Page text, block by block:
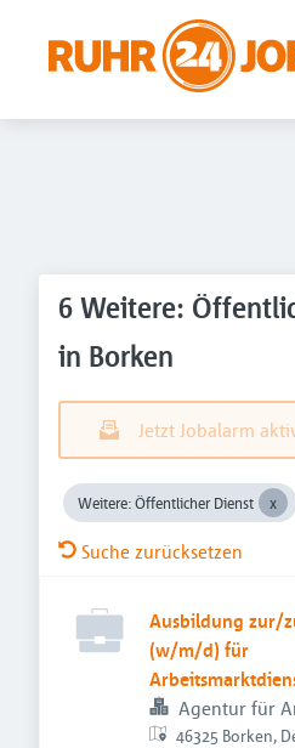
6 Weitere:
in Borken
Jetzt Jobalarm
Weitere: Öffentlicher Dienst
Suche zurücksetzen
Ausbildung zur/
(w/m/d) für
Agentur für
46325 Borken,